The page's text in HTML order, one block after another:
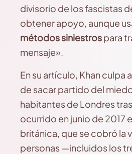
divisorio de los fascistas
obtener apoyo, aunque
métodos siniestrospara
mensaje».
En su artículo, Khan culpa
de sacar partido del
habitantes de Londres
ocurrido en junio de 2017
británica, que se cobró la
personas —incluidos los